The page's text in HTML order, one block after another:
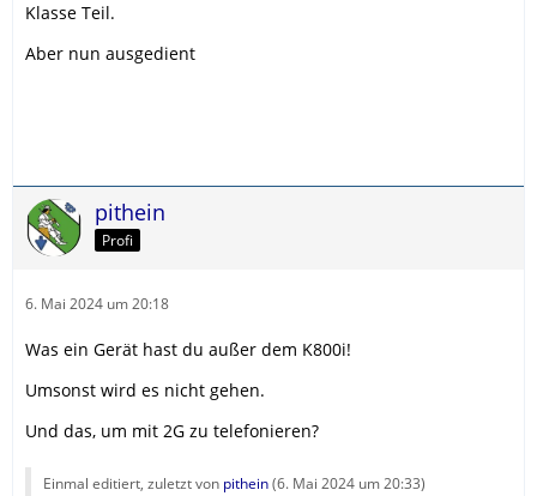
Klasse Teil.
Aber nun ausgedient
pithein
Profi
6. Mai 2024 um 20:18
Was ein Gerät hast du außer dem K800i!
Umsonst wird es nicht gehen.
Und das, um mit 2G zu telefonieren?
Einmal editiert, zuletzt von pithein(6. Mai 2024 um 20:33)